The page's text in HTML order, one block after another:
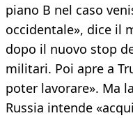
piano B nel caso
occidentale», dice il
dopo il nuovo stop
militari. Poi apre a
poter lavorare». Ma
Russia intende